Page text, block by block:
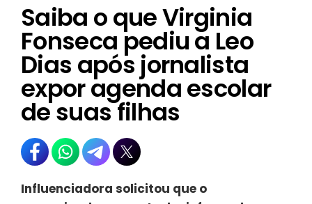
Saiba o que Virginia
Fonseca pediu a Leo
Dias após jornalista
expor agenda escolar
de suas filhas
Influenciadora solicitou que o